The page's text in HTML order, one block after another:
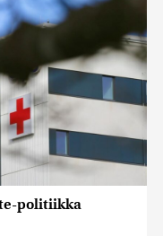
politiikka